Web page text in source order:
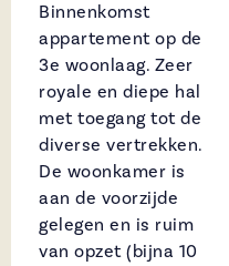
Binnenkomst
appartement op de
3e woonlaag. Zeer
royale en diepe hal
met toegang tot de
diverse vertrekken.
De woonkamer is
aan de voorzijde
gelegen en is ruim
van opzet (bijna 10